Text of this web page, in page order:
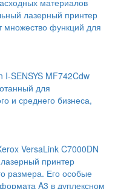
лазерный принтер
множество функций для
SENSYS MF742Cdw
для
и среднего бизнеса,
VersaLink C7000DN
принтер
размера. Его особые
A3 в дуплексном